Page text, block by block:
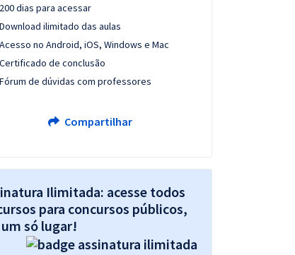
200 dias para acessar
Download ilimitado das aulas
Acesso no Android, iOS, Windows e Mac
Certificado de conclusão
Fórum de dúvidas com professores
Compartilhar
Ilimitada: acesse todos
para concursos públicos,
só lugar!